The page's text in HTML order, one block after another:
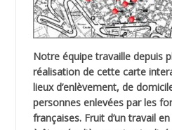
Notre équipe travaille depuis
réalisation de cette carte
lieux d’enlèvement, de
personnes enlevées par les
françaises. Fruit d’un travail